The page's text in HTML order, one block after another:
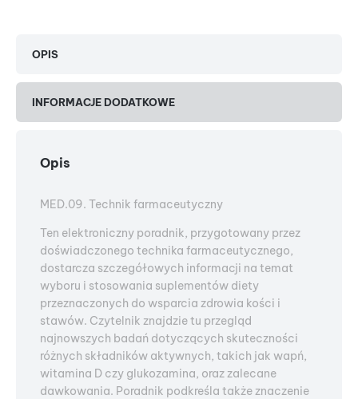
OPIS
INFORMACJE DODATKOWE
Opis
MED.09. Technik farmaceutyczny
Ten elektroniczny poradnik, przygotowany przez
doświadczonego technika farmaceutycznego,
dostarcza szczegółowych informacji na temat
wyboru i stosowania suplementów diety
przeznaczonych do wsparcia zdrowia kości i
stawów. Czytelnik znajdzie tu przegląd
najnowszych badań dotyczących skuteczności
różnych składników aktywnych, takich jak wapń,
witamina D czy glukozamina, oraz zalecane
dawkowania. Poradnik podkreśla także znaczenie